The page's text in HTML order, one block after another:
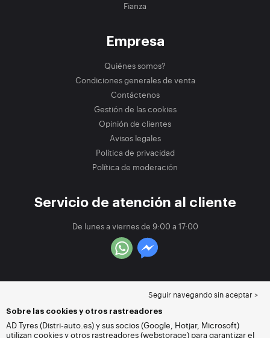
Fianza
Empresa
Quiénes somos?
Condiciones generales de venta
Contáctenos
Gestión de las cookies
Opinión de clientes
Avisos legales
Política de privacidad
Política de moderación
Servicio de atención al cliente
De lunes a viernes de 9:00 a 17:00
Seguir navegando sin aceptar >
Sobre las cookies y otros rastreadores
AD Tyres (Distri-auto.es) y sus socios (Google, Hotjar, Microsoft)
utilizan cookies y otros rastreadores (webstorage) para garantizar el